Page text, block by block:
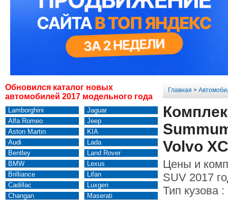
Обновился каталог новых
автомобилей 2017 модельного года
Lamborghini
Alfa Romeo
Aston Martin
Audi
Bentley
BMW
Brilliance
Cadillac
Changan
Jaguar
Jeep
KIA
Lada
Land Rover
Lexus
Lifan
Luxgen
Maserati
Главная >
Volvo
Цены и
SUV 2017
Тип кузова :